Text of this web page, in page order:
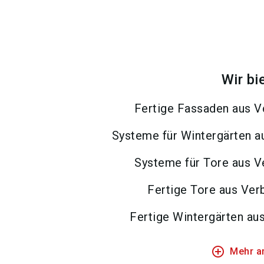
Wir
Fertige Fassaden aus
Systeme für Wintergärten
Systeme für Tore aus
Fertige Tore aus
Fertige Wintergärten
add_circle_outline Mehr